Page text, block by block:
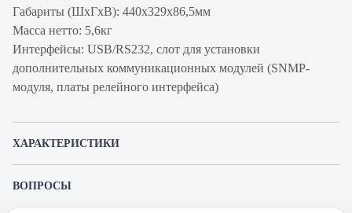
Габариты (ШхГхВ): 440х329х86,5мм
Масса нетто: 5,6кг
Интерфейсы: USB/RS232, слот для установки
дополнительных коммуникационных модулей (SNMP-
модуля, платы релейного интерфейса)
ХАРАКТЕРИСТИКИ
ВОПРОСЫ